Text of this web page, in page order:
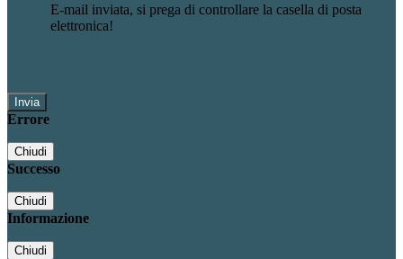
E-mail inviata, si prega di controllare la casella di posta
elettronica!
Errore
Chiudi
Successo
Chiudi
Informazione
Chiudi